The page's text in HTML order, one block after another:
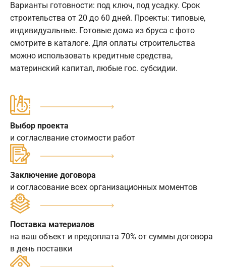
Варианты готовности: под ключ, под усадку. Срок
строительства от 20 до 60 дней. Проекты: типовые,
индивидуальные. Готовые дома из бруса с фото
смотрите в каталоге. Для оплаты строительства
можно использовать кредитные средства,
материнский капитал, любые гос. субсидии.
Выбор проекта
и согласлвание стоимости работ
Заключение договора
и согласование всех организационных моментов
Поставка материалов
на ваш объект и предоплата 70% от суммы договора
в день поставки